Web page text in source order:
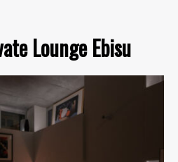
Lounge Ebisu